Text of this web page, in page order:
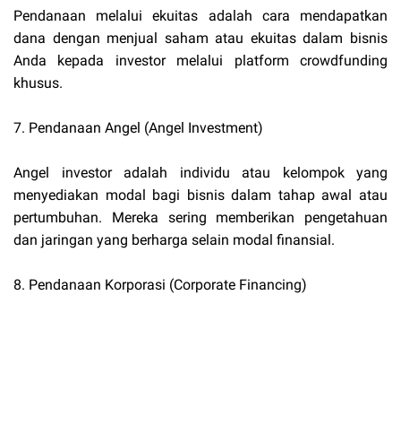
Pendanaan melalui ekuitas adalah cara mendapatkan
dana dengan menjual saham atau ekuitas dalam bisnis
Anda kepada investor melalui platform crowdfunding
khusus.
7. Pendanaan Angel (Angel Investment)
Angel investor adalah individu atau kelompok yang
menyediakan modal bagi bisnis dalam tahap awal atau
pertumbuhan. Mereka sering memberikan pengetahuan
dan jaringan yang berharga selain modal finansial.
8. Pendanaan Korporasi (Corporate Financing)